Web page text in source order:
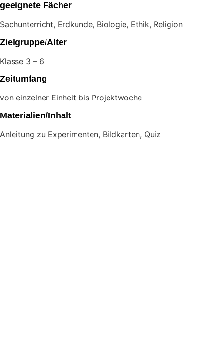
geeignete Fächer
Sachunterricht, Erdkunde, Biologie, Ethik, Religion
Zielgruppe/Alter
Klasse 3 – 6
Zeitumfang
von einzelner Einheit bis Projektwoche
Materialien/Inhalt
Anleitung zu Experimenten, Bildkarten, Quiz